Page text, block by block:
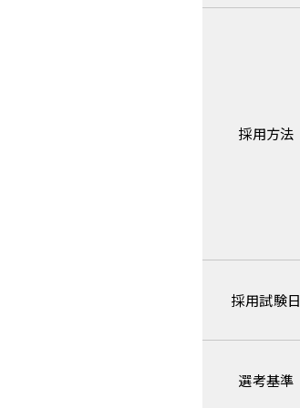
採用方法
採用試験日
選考基準